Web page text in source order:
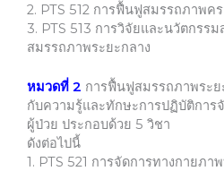
2. PTS 512 การฟื้นฟูสมรรถภาพ
3. PTS 513 การวิจัยและนวัตกรร
สมรรถภาพระยะกลาง
หมวดที่ 2 การฟื้นฟูสมรรถภาพระย
กับความรู้และทักษะการปฏิบัติการ
ผู้ป่วย ประกอบด้วย 5 วิชา
ดังต่อไปนี้
1. PTS 521 การจัดการทางกายภา